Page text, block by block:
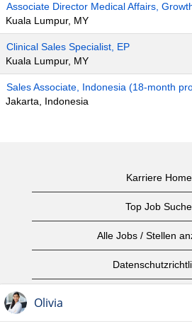
Associate Director Medical Affairs,
Kuala Lumpur, MY
Clinical Sales Specialist, EP
Kuala Lumpur, MY
Sales Associate, Indonesia (18-month
Jakarta, Indonesia
Karriere Home
Top Job Suche
Alle Jobs / Stellen
Urheberrecht